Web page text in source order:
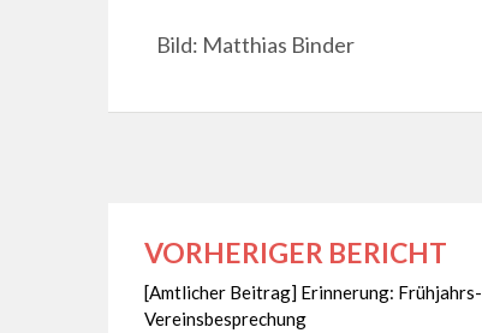
Bild: Matthias Binder
Beitragsnavigation
VORHERIGER BERICHT
[Amtlicher Beitrag] Erinnerung: Frühjahrs-
Vereinsbesprechung